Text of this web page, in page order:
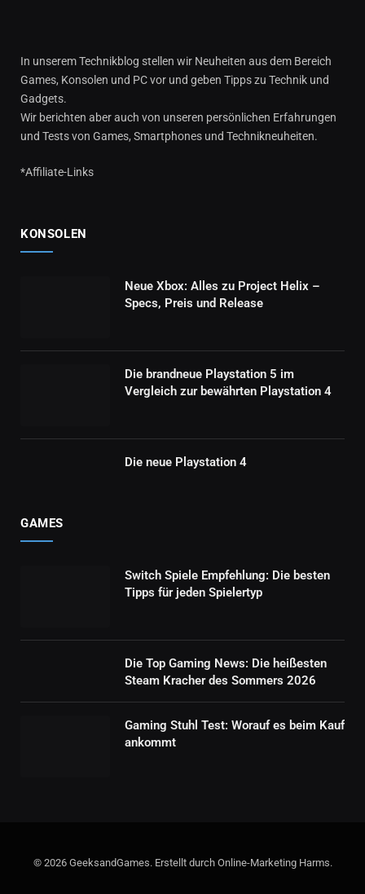
In unserem Technikblog stellen wir Neuheiten aus dem Bereich
Games, Konsolen und PC vor und geben Tipps zu Technik und
Gadgets.
Wir berichten aber auch von unseren persönlichen Erfahrungen
und Tests von Games, Smartphones und Technikneuheiten.
*Affiliate-Links
KONSOLEN
Neue Xbox: Alles zu Project Helix –
Specs, Preis und Release
Die brandneue Playstation 5 im
Vergleich zur bewährten Playstation 4
Die neue Playstation 4
GAMES
Switch Spiele Empfehlung: Die besten
Tipps für jeden Spielertyp
Die Top Gaming News: Die heißesten
Steam Kracher des Sommers 2026
Gaming Stuhl Test: Worauf es beim Kauf
ankommt
© 2026 GeeksandGames. Erstellt durch Online-Marketing Harms.